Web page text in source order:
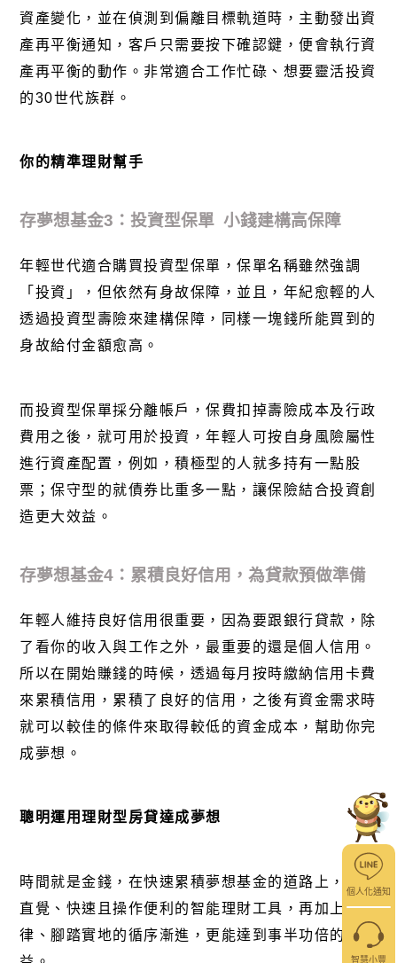
個人化通知
智慧小豐
資產變化，並在偵測到偏離目標軌道時，主動發出資
產再平衡通知，客戶只需要按下確認鍵，便會執行資
產再平衡的動作。非常適合工作忙碌、想要靈活投資
的30世代族群。
你的精準理財幫手
存夢想基金3 ：投資型保單 小錢建構高保障
年輕世代適合購買投資型保單，保單名稱雖然強調
「投資」，但依然有身故保障，並且，年紀愈輕的人
透過投資型壽險來建構保障，同樣一塊錢所能買到的
身故給付金額愈高。
而投資型保單採分離帳戶，保費扣掉壽險成本及行政
費用之後，就可用於投資，年輕人可按自身風險屬性
進行資產配置，例如，積極型的人就多持有一點股
票；保守型的就債券比重多一點，讓保險結合投資創
造更大效益。
存夢想基金4 ：累積良好信用，為貸款預做準備
年輕人維持良好信用很重要，因為要跟銀行貸款，除
了看你的收入與工作之外，最重要的還是個人信用。
所以在開始賺錢的時候，透過每月按時繳納信用卡費
來累積信用，累積了良好的信用，之後有資金需求時
就可以較佳的條件來取得較低的資金成本，幫助你完
成夢想。
聰明運用理財型房貸達成夢想
時間就是金錢，在快速累積夢想基金的道路上，使用
直覺、快速且操作便利的智能理財工具，再加上有紀
律、腳踏實地的循序漸進，更能達到事半功倍的效